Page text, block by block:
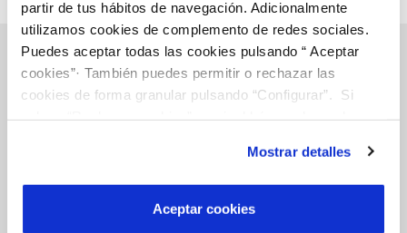
partir de tus hábitos de navegación. Adicionalmente
utilizamos cookies de complemento de redes sociales.
Puedes aceptar todas las cookies pulsando “ Aceptar
cookies”· También puedes permitir o rechazar las
cookies de forma granular pulsando “Configurar”. Si
son indispensables para que el sitio web funcione y que
por tanto no se pueden desactivar. Puedes consultar
más información en nuestraPolítica de Cookies
Mostrar detalles
Aceptar cookies
Inicio
Gestiones Online